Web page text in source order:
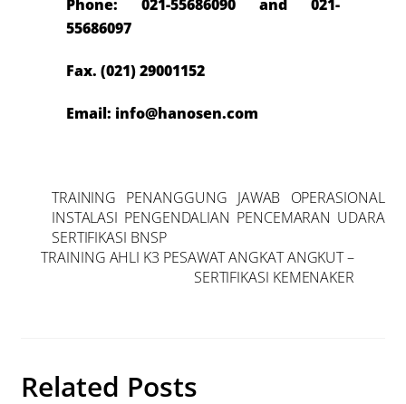
Phone: 021-55686090 and 021-
55686097
Fax. (021) 29001152
Email: info@hanosen.com
TRAINING PENANGGUNG JAWAB OPERASIONAL
INSTALASI PENGENDALIAN PENCEMARAN UDARA
SERTIFIKASI BNSP
TRAINING AHLI K3 PESAWAT ANGKAT ANGKUT –
SERTIFIKASI KEMENAKER
Related Posts